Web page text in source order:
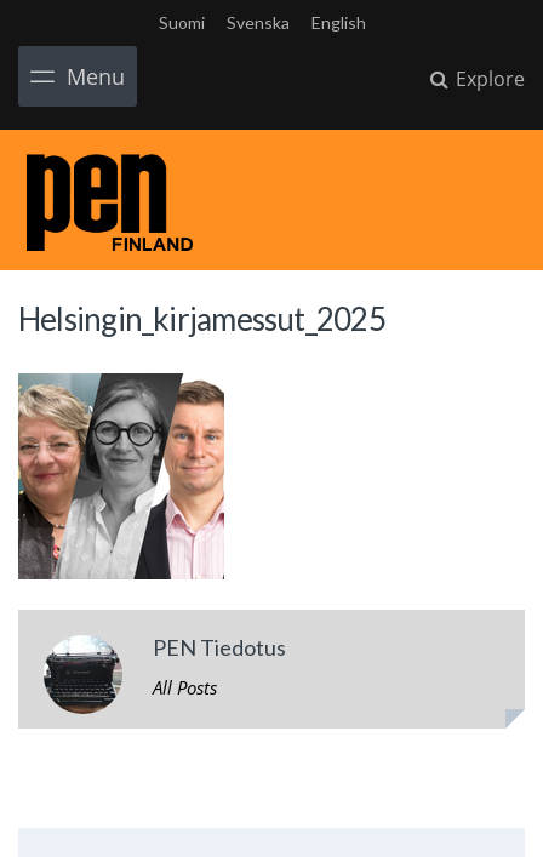
Suomi Svenska English
Menu Explore
Helsingin_kirjamessut_2025
PEN Tiedotus
All Posts